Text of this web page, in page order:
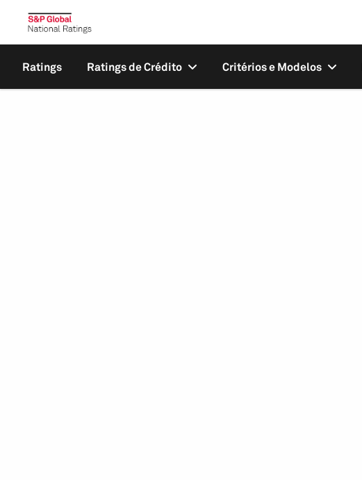
Ratings Ratings de Crédito Critérios e Modelos